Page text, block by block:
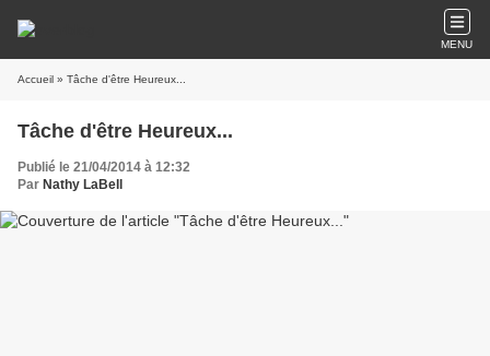
MENU
Accueil » Tâche d'être Heureux...
Tâche d'être Heureux...
Publié le 21/04/2014 à 12:32
Par Nathy LaBell